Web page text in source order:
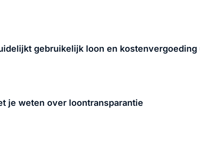
gebruikelijk loon en kostenvergoeding
je weten over loontransparantie